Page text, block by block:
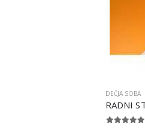
DEČJA SOBA
RADNI